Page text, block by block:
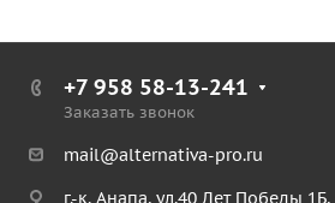
+7 958 58-13-241
Заказать звонок
mail@alternativa-pro.ru
г.-к. Анапа, ул.40 Лет Победы